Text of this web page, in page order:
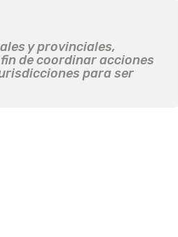
y provinciales,
de coordinar acciones
para ser